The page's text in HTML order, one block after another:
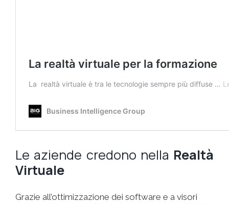
Le aziende credono nella Realtà
Virtuale
Grazie all’ottimizzazione dei software e a visori